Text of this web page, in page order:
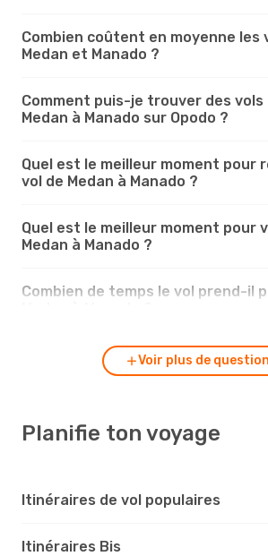
Combien coûtent en moyenne les
Medan et Manado ?
Comment puis-je trouver des vols
Medan à Manado sur Opodo ?
Quel est le meilleur moment pour
vol de Medan à Manado ?
Quel est le meilleur moment pour
Medan à Manado ?
Combien de temps le vol prend-il
Voir plus de
Planifie ton voyage
Itinéraires de vol populaires
Itinéraires Bis